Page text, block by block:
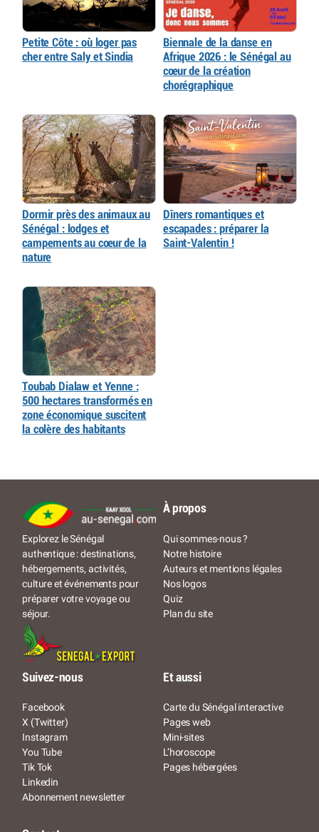
Petite Côte : où loger pas
cher entre Saly et Sindia
Biennale de la danse en
Afrique 2026 : le Sénégal au
cœur de la création
chorégraphique
Dormir près des animaux au
Sénégal : lodges et
campements au cœur de la
nature
Dîners romantiques et
escapades : préparer la
Saint-Valentin !
Toubab Dialaw et Yenne :
500 hectares transformés en
zone économique suscitent
la colère des habitants
Explorez le Sénégal
authentique : destinations,
hébergements, activités,
culture et événements pour
préparer votre voyage ou
séjour.
À propos
Qui sommes-nous ?
Notre histoire
Auteurs et mentions légales
Nos logos
Quiz
Plan du site
Suivez-nous
Facebook
X (Twitter)
Instagram
You Tube
Tik Tok
Linkedin
Abonnement newsletter
Et aussi
Carte du Sénégal interactive
Pages web
Mini-sites
L’horoscope
Pages hébergées